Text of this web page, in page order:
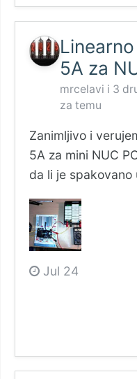
5A za
mrcelavi i 3
za temu
Zanimljivo i
5A za mini NUC
da li je spakovano
Jul 24